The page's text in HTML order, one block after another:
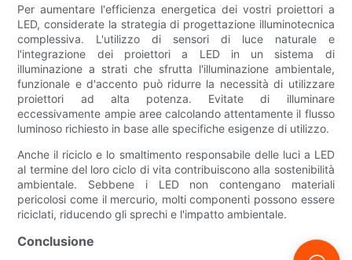
Per aumentare l'efficienza energetica dei vostri proiettori a
LED, considerate la strategia di progettazione illuminotecnica
complessiva. L'utilizzo di sensori di luce naturale e
l'integrazione dei proiettori a LED in un sistema di
illuminazione a strati che sfrutta l'illuminazione ambientale,
funzionale e d'accento può ridurre la necessità di utilizzare
proiettori ad alta potenza. Evitate di illuminare
eccessivamente ampie aree calcolando attentamente il flusso
luminoso richiesto in base alle specifiche esigenze di utilizzo.
Anche il riciclo e lo smaltimento responsabile delle luci a LED
al termine del loro ciclo di vita contribuiscono alla sostenibilità
ambientale. Sebbene i LED non contengano materiali
pericolosi come il mercurio, molti componenti possono essere
riciclati, riducendo gli sprechi e l'impatto ambientale.
Conclusione